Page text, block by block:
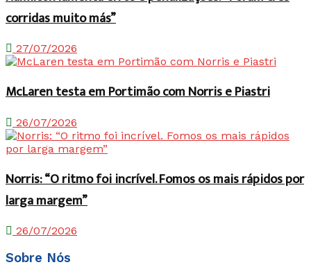
corridas muito más”
27/07/2026
McLaren testa em Portimão com Norris e Piastri
26/07/2026
Norris: “O ritmo foi incrível. Fomos os mais rápidos por
larga margem”
26/07/2026
Sobre Nós